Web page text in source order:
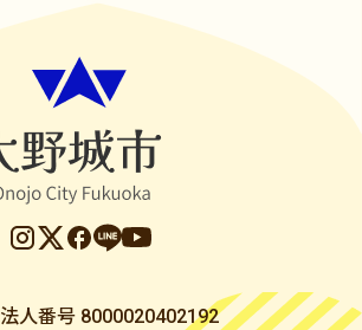
法人番号 8000020402192